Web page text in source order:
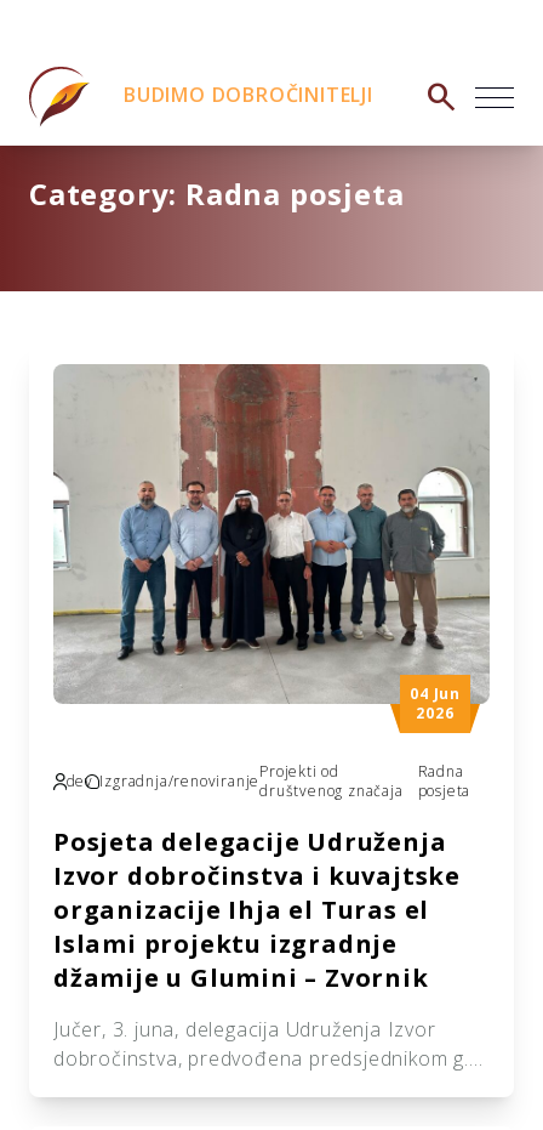
BUDIMO DOBROČINITELJI search
Category: Radna posjeta
04 Jun
2026
dev Izgradnja/renoviranjeProjekti od
društvenog značaja
Radna
posjeta
Posjeta delegacije Udruženja
Izvor dobročinstva i kuvajtske
organizacije Ihja el Turas el
Islami projektu izgradnje
džamije u Glumini – Zvornik
Jučer, 3. juna, delegacija Udruženja Izvor
dobročinstva, predvođena predsjednikom g.